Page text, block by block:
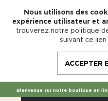
Nous utilisons des
expérience utilisateur et
trouverez notre politique
suivant ce lien
ACCEPTER
Bienvenue sur notre boutique en